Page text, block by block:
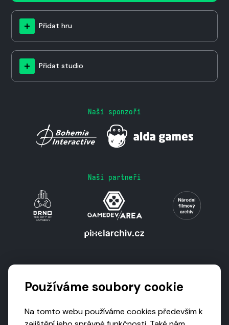
Přidat hru
Přidat studio
Naši sponzoři
Naši partneři
Používáme soubory cookie
Na tomto webu používáme cookies především k